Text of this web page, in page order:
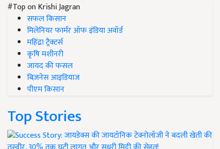
#Top on Krishi Jagran
सफल किसान
मिलेनियर फार्मर ऑफ इंडिया अवॉर्ड
महिंद्रा ट्रैक्टर्स
कृषि मशीनरी
जायद की फसल
बिज़नेस आइडियाज
पीएम किसान
Top Stories